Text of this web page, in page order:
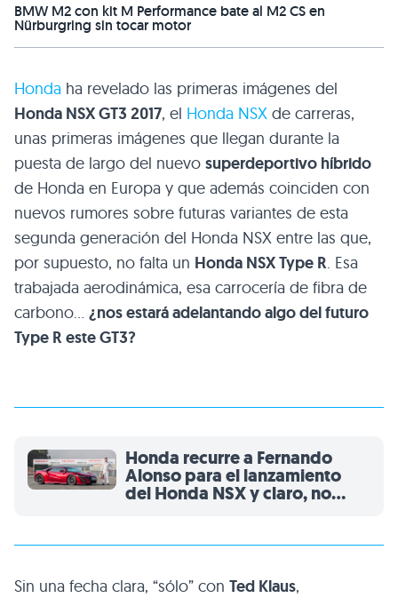
BMW M2 con kit M Performance bate al M2 CS en
Nürburgring sin tocar motor
Honda ha revelado las primeras imágenes del
Honda NSX GT3 2017, el Honda NSX de carreras,
unas primeras imágenes que llegan durante la
puesta de largo del nuevo superdeportivo híbrido
de Honda en Europa y que además coinciden con
nuevos rumores sobre futuras variantes de esta
segunda generación del Honda NSX entre las que,
por supuesto, no falta un Honda NSX Type R. Esa
trabajada aerodinámica, esa carrocería de fibra de
carbono… ¿nos estará adelantando algo del futuro
Type R este GT3?
Honda recurre a Fernando
Alonso para el lanzamiento
del Honda NSX y claro, no
podemos evitar pensar en
Sin una fecha clara, “sólo” con Ted Klaus,